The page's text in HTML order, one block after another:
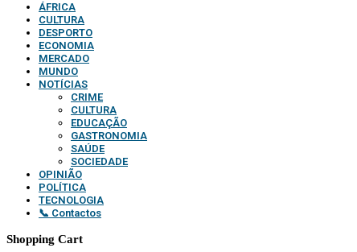
ÁFRICA
CULTURA
DESPORTO
ECONOMIA
MERCADO
MUNDO
NOTÍCIAS
CRIME
CULTURA
EDUCAÇÃO
GASTRONOMIA
SAÚDE
SOCIEDADE
OPINIÃO
POLÍTICA
TECNOLOGIA
📞 Contactos
Shopping Cart